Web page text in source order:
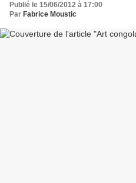
Publié le 15/06/2012 à 17:00
Par Fabrice Moustic